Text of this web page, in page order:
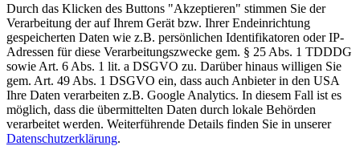
Durch das Klicken des Buttons "Akzeptieren" stimmen Sie der
Verarbeitung der auf Ihrem Gerät bzw. Ihrer Endeinrichtung
gespeicherten Daten wie z.B. persönlichen Identifikatoren oder IP-
Adressen für diese Verarbeitungszwecke gem. § 25 Abs. 1 TDDDG
sowie Art. 6 Abs. 1 lit. a DSGVO zu. Darüber hinaus willigen Sie
gem. Art. 49 Abs. 1 DSGVO ein, dass auch Anbieter in den USA
Ihre Daten verarbeiten z.B. Google Analytics. In diesem Fall ist es
möglich, dass die übermittelten Daten durch lokale Behörden
verarbeitet werden. Weiterführende Details finden Sie in unserer
Datenschutzerklärung.